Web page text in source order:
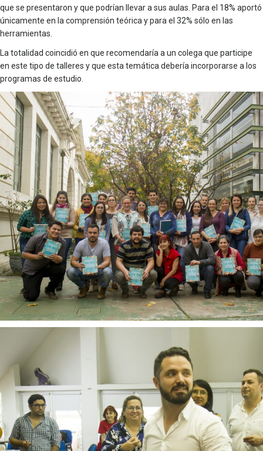
que se presentaron y que podrían llevar a sus aulas. Para el 18% aportó
únicamente en la comprensión teórica y para el 32% sólo en las
herramientas.
La totalidad coincidió en que recomendaría a un colega que participe
en este tipo de talleres y que esta temática debería incorporarse a los
programas de estudio.